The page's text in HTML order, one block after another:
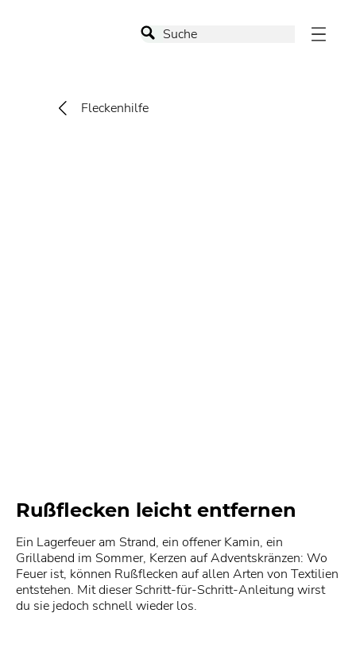
Fleckenhilfe
Rußflecken leicht entfernen
Ein Lagerfeuer am Strand, ein offener Kamin, ein
Grillabend im Sommer, Kerzen auf Adventskränzen: Wo
Feuer ist, können Rußflecken auf allen Arten von Textilien
entstehen. Mit dieser Schritt-für-Schritt-Anleitung wirst
du sie jedoch schnell wieder los.